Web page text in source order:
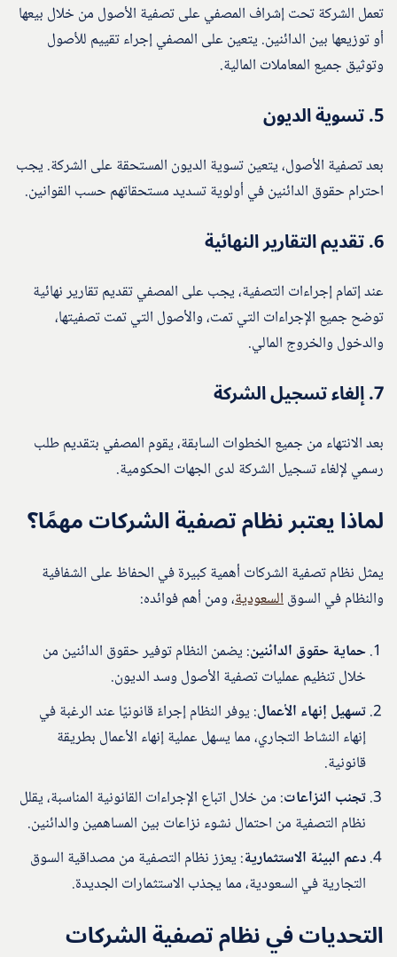
تعمل الشركة تحت إشراف المصفي على تصفية الأصول من خلال بيعها
أو توزيعها بين الدائنين. يتعين على المصفي إجراء تقييم للأصول
وتوثيق جميع المعاملات المالية.
5. تسوية الديون
بعد تصفية الأصول، يتعين تسوية الديون المستحقة على الشركة. يجب
احترام حقوق الدائنين في أولوية تسديد مستحقاتهم حسب القوانين.
6. تقديم التقارير النهائية
عند إتمام إجراءات التصفية، يجب على المصفي تقديم تقارير نهائية
توضح جميع الإجراءات التي تمت، والأصول التي تمت تصفيتها،
والدخول والخروج المالي.
7. إلغاء تسجيل الشركة
بعد الانتهاء من جميع الخطوات السابقة، يقوم المصفي بتقديم طلب
رسمي لإلغاء تسجيل الشركة لدى الجهات الحكومية.
لماذا يعتبر نظام تصفية الشركات مهمًا؟
يمثل نظام تصفية الشركات أهمية كبيرة في الحفاظ على الشفافية
والنظام في السوقالسعودية، ومن أهم فوائده:
حماية حقوق الدائنين: يضمن النظام توفير حقوق الدائنين من
خلال تنظيم عمليات تصفية الأصول وسد الديون.
تسهيل إنهاء الأعمال: يوفر النظام إجراءً قانونيًا عند الرغبة في
إنهاء النشاط التجاري، مما يسهل عملية إنهاء الأعمال بطريقة
قانونية.
تجنب النزاعات: من خلال اتباع الإجراءات القانونية المناسبة، يقلل
نظام التصفية من احتمال نشوء نزاعات بين المساهمين والدائنين.
دعم البيئة الاستثمارية: يعزز نظام التصفية من مصداقية السوق
التجارية في السعودية، مما يجذب الاستثمارات الجديدة.
التحديات في نظام تصفية الشركات